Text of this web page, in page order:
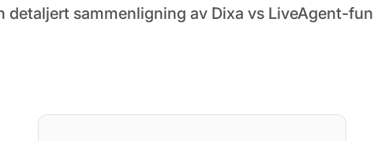
detaljert sammenligning av Dixa vs LiveAgent-